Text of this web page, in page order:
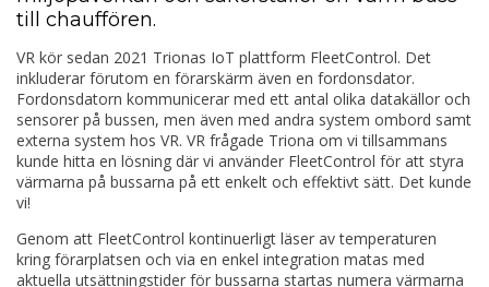
till chauffören.
VR kör sedan 2021 Trionas IoT plattform FleetControl. Det
inkluderar förutom en förarskärm även en fordonsdator.
Fordonsdatorn kommunicerar med ett antal olika datakällor och
sensorer på bussen, men även med andra system ombord samt
externa system hos VR. VR frågade Triona om vi tillsammans
kunde hitta en lösning där vi använder FleetControl för att styra
värmarna på bussarna på ett enkelt och effektivt sätt. Det kunde
vi!
Genom att FleetControl kontinuerligt läser av temperaturen
kring förarplatsen och via en enkel integration matas med
aktuella utsättningstider för bussarna startas numera värmarna